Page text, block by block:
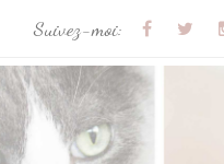
Suivez-moi: